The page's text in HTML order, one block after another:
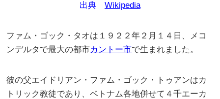
出典 Wikipedia
ファム・ゴック・タオは１９２２年２月１４日、メコ
ンデルタで最大の都市カントー市で生まれました。
彼の父エイドリアン・ファム・ゴック・トゥアンはカ
トリック教徒であり、ベトナム各地併せて４千エーカ